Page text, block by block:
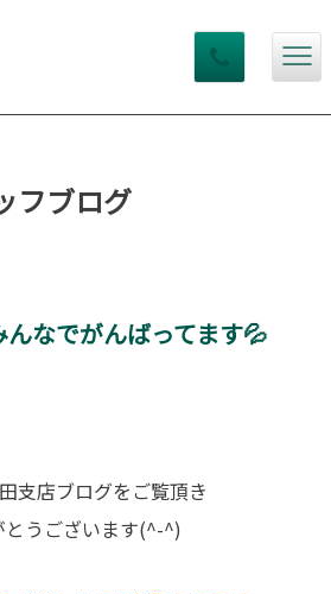
フブログ
んなでがんばってます💦
支店ブログをご覧頂き
とうございます(^-^)